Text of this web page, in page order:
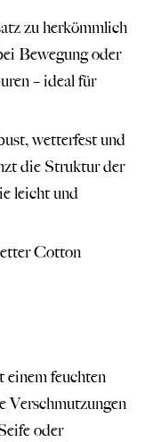
zu herkömmlich
Bewegung oder
– ideal für
wetterfest und
die Struktur der
leicht und
Cotton
einem feuchten
Verschmutzungen
oder